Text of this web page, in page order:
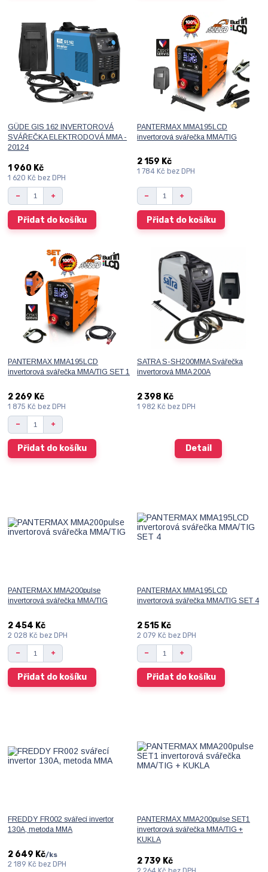
GÜDE GIS 162 INVERTOROVÁ
SVÁŘEČKA ELEKTRODOVÁ MMA -
20124
1 960 Kč
1 620 Kč bez DPH
Přidat do košíku
PANTERMAX MMA195LCD
invertorová svářečka MMA/TIG
2 159 Kč
1 784 Kč bez DPH
Přidat do košíku
PANTERMAX MMA195LCD
invertorová svářečka MMA/TIG SET 1
2 269 Kč
1 875 Kčbez DPH
Přidat do košíku
SATRA S-SH200MMA Svářečka
invertorová MMA 200A
2 398 Kč
1 982 Kč bez DPH
Detail
PANTERMAX MMA200pulse
invertorová svářečka MMA/TIG
2 454 Kč
2 028 Kčbez DPH
Přidat do košíku
PANTERMAX MMA195LCD
invertorová svářečka MMA/TIG SET 4
2 515 Kč
2 079 Kč bez DPH
Přidat do košíku
FREDDY FR002 svářecí invertor
130A, metoda MMA
2 649 Kč/ks
2 189 Kčbez DPH
PANTERMAX MMA200pulse SET1
invertorová svářečka MMA/TIG +
KUKLA
2 739 Kč